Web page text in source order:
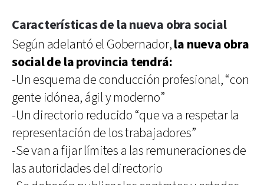
Características de la nueva obra social
Según adelantó el Gobernador,la nueva obra
social de la provincia tendrá:
-Un esquema de conducción profesional, “con
gente idónea, ágil y moderno”
-Un directorio reducido “que va a respetar la
representación de los trabajadores”
-Se van a fijar límites a las remuneraciones de
las autoridades del directorio